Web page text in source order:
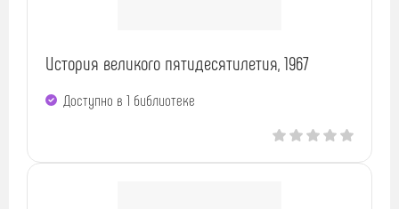
История великого пятидесятилетия, 1967
Доступно в 1 библиотекe